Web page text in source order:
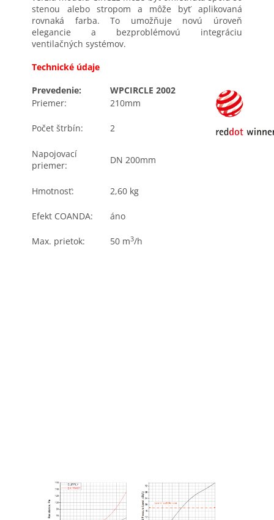
stenou alebo stropom a môže byť aplikovaná
rovnaká farba. To umožňuje novú úroveň
elegancie a bezproblémovú integráciu
ventilačných systémov.
Technické údaje
Prevedenie:
WPCIRCLE 2002
Priemer:
210mm
Počet štrbín: 2
Napojovací
priemer:
DN 200mm
Hmotnosť: 2,60 kg
Efekt COANDA: áno
Max. prietok: 50 m3/h